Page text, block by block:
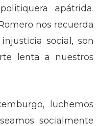
apátrida.
nos recuerda
social, son
lenta a nuestros
luchemos
socialmente